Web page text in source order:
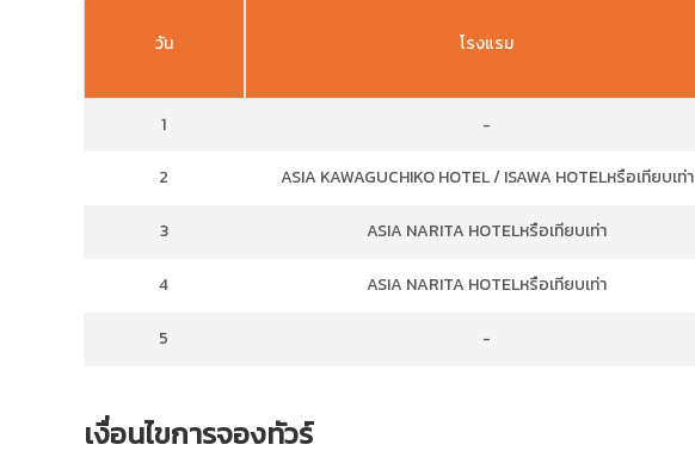
วัน โรงแรม
1 -
2 ASIA KAWAGUCHIKO HOTEL / ISAWA HOTELหรือเทียบเท่า
3 ASIA NARITA HOTELหรือเทียบเท่า
4 ASIA NARITA HOTELหรือเทียบเท่า
5 -
เงื่อนไขการจองทัวร์